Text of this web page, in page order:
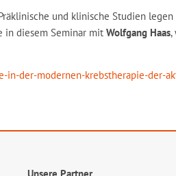
und klinische Studien
in diesem Seminar mit Wolfgang Haas,
der-modernen-krebstherapie-der-